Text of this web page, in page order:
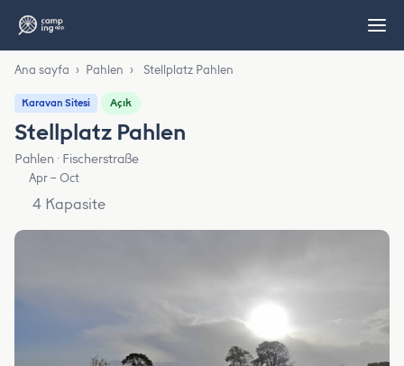
Ana sayfa › Pahlen › Stellplatz Pahlen
Karavan Sitesi Açık
Stellplatz Pahlen
Pahlen · Fischerstraße
Apr – Oct
4 Kapasite